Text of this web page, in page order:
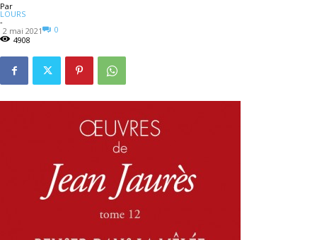
Par
LOURS
-
2 mai 2021
0
4908